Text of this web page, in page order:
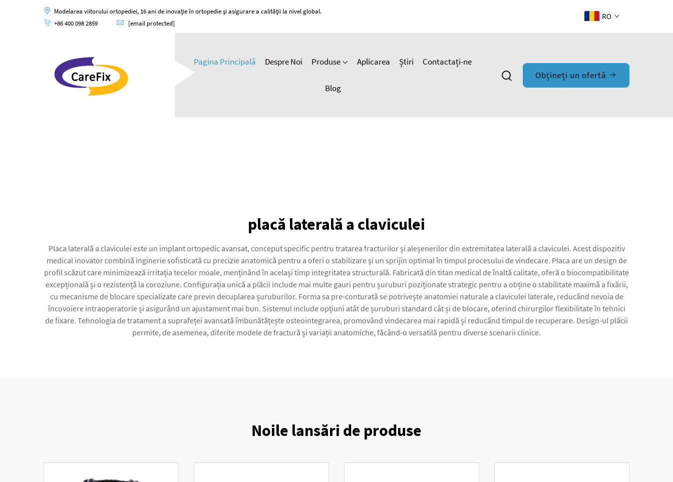
Modelarea viitorului ortopediei, 16 ani de inovație în ortopedie și asigurare a calității la nivel global.
+86 400 098 2859
[email protected]
RO
Pagina Principală Despre Noi Produse Aplicarea Știri Contactați-ne
Blog
Obțineți un ofertă
placă laterală a claviculei
Placa laterală a claviculei este un implant ortopedic avansat, conceput specific pentru tratarea fracturilor și aleșenerilor din extremitatea laterală a claviculei. Acest dispozitiv
medical inovator combină inginerie sofisticată cu precizie anatomică pentru a oferi o stabilizare și un sprijin optimal în timpul procesului de vindecare. Placa are un design de
profil scăzut care minimizează irritația tecelor moale, menținând în același timp integritatea structurală. Fabricată din titan medical de înaltă calitate, oferă o biocompatibilitate
excepțională și o rezistență la coroziune. Configurația unică a plăcii include mai multe gauri pentru șuruburi poziționate strategic pentru a obține o stabilitate maximă a fixării,
cu mecanisme de blocare specializate care previn decuplarea șuruburilor. Forma sa pre-conturată se potrivește anatomiei naturale a claviculei laterale, reducând nevoia de
încovoiere intraoperatorie și asigurând un ajustament mai bun. Sistemul include opțiuni atât de șuruburi standard cât și de blocare, oferind chirurgilor flexibilitate în tehnici
de fixare. Tehnologia de tratament a suprafeței avansată îmbunătățește osteointegrarea, promovând vindecarea mai rapidă și reducând timpul de recuperare. Design-ul plăcii
permite, de asemenea, diferite modele de fractură și variații anatomiche, făcând-o versatilă pentru diverse scenarii clinice.
Noile lansări de produse